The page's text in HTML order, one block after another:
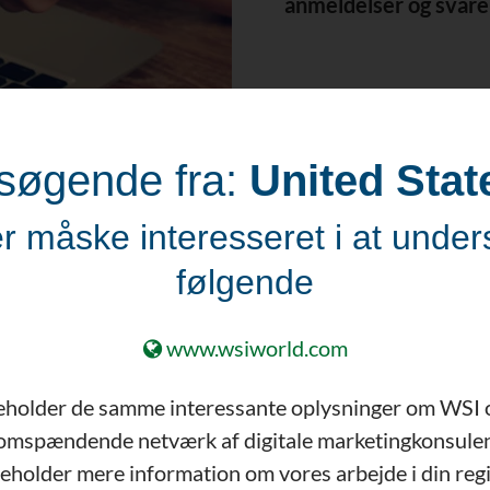
brugergenereret indhold i betragtning, inden de
er vigtigt at arbejde på at udvide dit omdømme
fra: United
måske interesseret i at
følgende
www.wsiworld.com
de samme interessante oplysninger om WSI
netværk af digitale
mere information om vores arbejde i din